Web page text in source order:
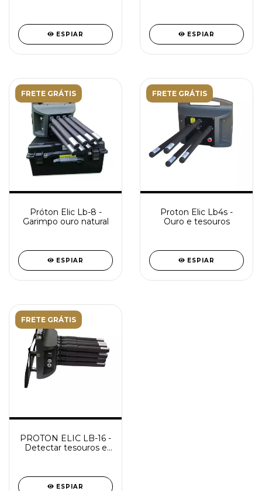
ESPIAR ESPIAR
FRETE GRÁTIS
Próton Elic Lb-8 -
Garimpo ouro natural
ESPIAR
FRETE GRÁTIS
Proton Elic Lb4s -
Ouro e tesouros
ESPIAR
FRETE GRÁTIS
PROTON ELIC LB-16 -
Detectar tesouros e
ESPIAR